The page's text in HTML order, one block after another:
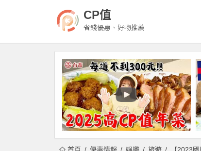
CP值
省錢優惠、好物推薦
首頁 優惠情報 娛樂 旅遊 【2023